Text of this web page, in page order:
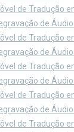
de Tradução
de
de Tradução
de
de Tradução
de Áudio
de Tradução
de
de Tradução